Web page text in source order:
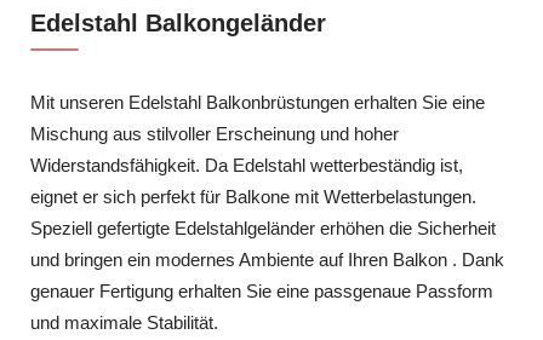
Edelstahl Balkongeländer
Mit unseren Edelstahl Balkonbrüstungen erhalten Sie eine
Mischung aus stilvoller Erscheinung und hoher
Widerstandsfähigkeit. Da Edelstahl wetterbeständig ist,
eignet er sich perfekt für Balkone mit Wetterbelastungen.
Speziell gefertigte Edelstahlgeländer erhöhen die Sicherheit
und bringen ein modernes Ambiente auf Ihren Balkon . Dank
genauer Fertigung erhalten Sie eine passgenaue Passform
und maximale Stabilität.